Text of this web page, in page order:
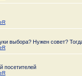
выбора? Нужен совет?
посетителей